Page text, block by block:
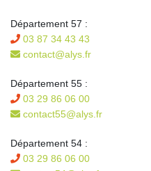
Département 57 :
03 87 34 43 43
contact@alys.fr
Département 55 :
03 29 86 06 00
contact55@alys.fr
Département 54 :
03 29 86 06 00